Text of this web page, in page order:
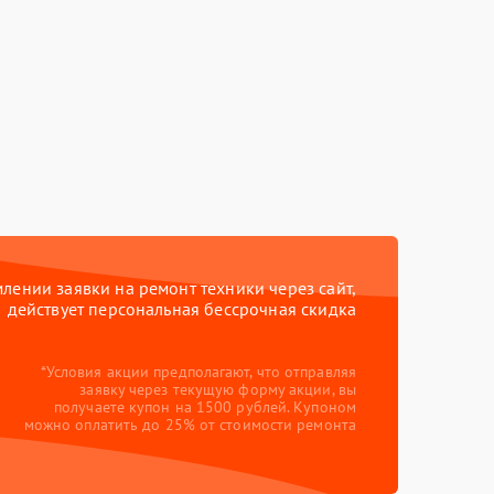
заявки на ремонт техники через сайт,
действует персональная бессрочная скидка
*Условия акции предполагают, что отправляя
заявку через текущую форму акции, вы
получаете купон на 1500 рублей. Купоном
можно оплатить до 25% от стоимости ремонта